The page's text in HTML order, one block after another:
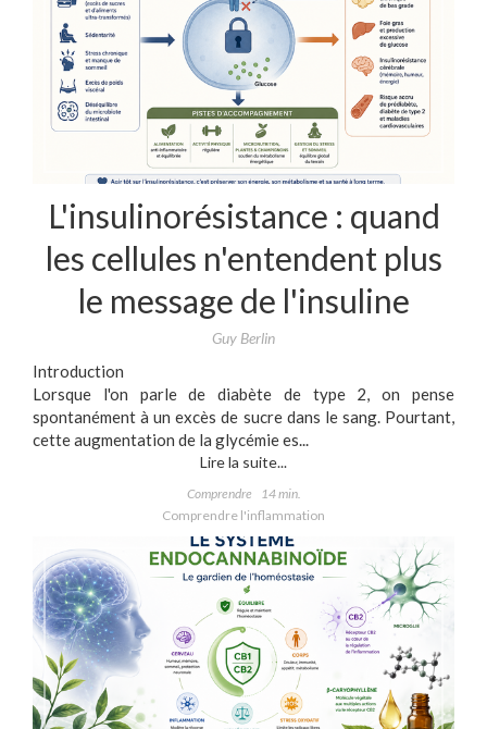
L'insulinorésistance : quand
les cellules n'entendent plus
le message de l'insuline
Guy Berlin
Introduction
Lorsque l'on parle de diabète de type 2, on pense
spontanément à un excès de sucre dans le sang. Pourtant,
cette augmentation de la glycémie es...
Lire la suite...
Comprendre
14 min.
Comprendre l'inflammation